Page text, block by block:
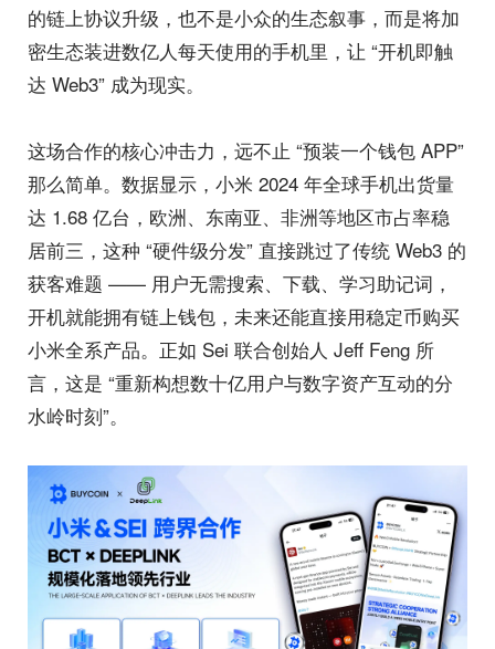
的链上协议升级，也不是小众的生态叙事，而是将加
密生态装进数亿人每天使用的手机里，让 “开机即触
达 Web3” 成为现实。
这场合作的核心冲击力，远不止 “预装一个钱包 APP”
那么简单。数据显示，小米 2024 年全球手机出货量
达 1.68 亿台，欧洲、东南亚、非洲等地区市占率稳
居前三，这种 “硬件级分发” 直接跳过了传统 Web3 的
获客难题 —— 用户无需搜索、下载、学习助记词，
开机就能拥有链上钱包，未来还能直接用稳定币购买
小米全系产品。正如 Sei 联合创始人 Jeff Feng 所
言，这是 “重新构想数十亿用户与数字资产互动的分
水岭时刻”。